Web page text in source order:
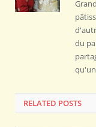
du
RELATED POSTS